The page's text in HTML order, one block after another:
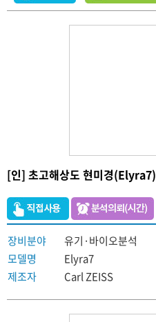
[인] 초고해상도 현미경(Elyra7)
장비분야
유기·바이오분석
모델명
Elyra7
제조자
Carl ZEISS